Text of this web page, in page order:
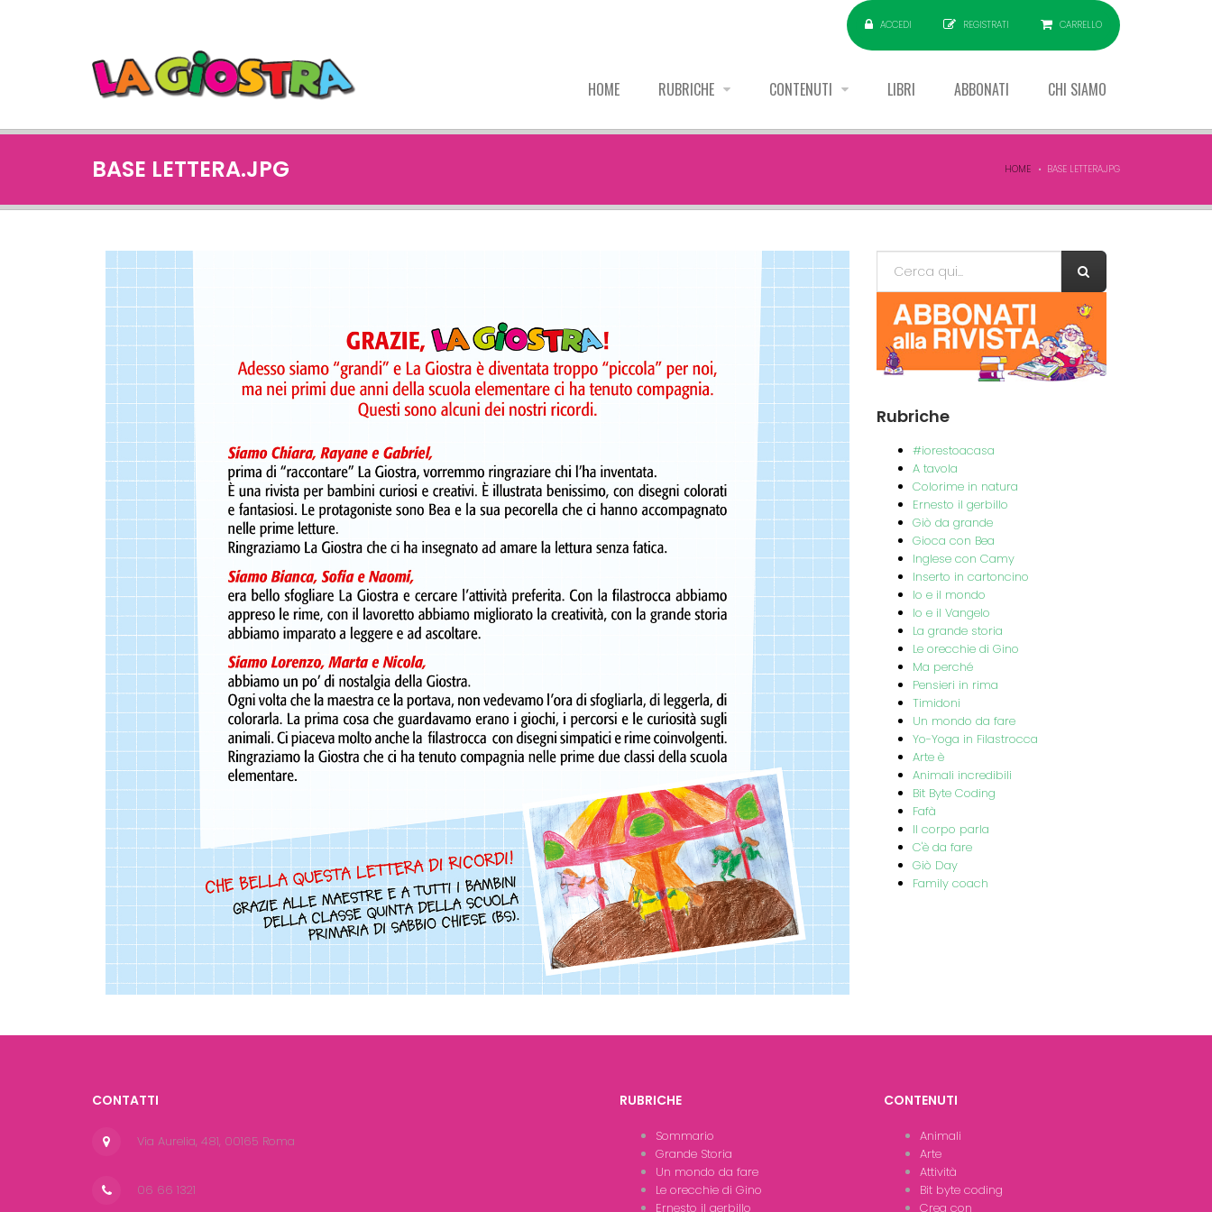
ACCEDI REGISTRATI CARRELLO
HOME RUBRICHE CONTENUTI LIBRI ABBONATI CHI SIAMO
BASE LETTERA.JPG HOME BASE LETTERA.JPG
Form di ricerca
Rubriche
#iorestoacasa
A tavola
Colorime in natura
Ernesto il gerbillo
Giò da grande
Gioca con Bea
Inglese con Camy
Inserto in cartoncino
Io e il mondo
Io e il Vangelo
La grande storia
Le orecchie di Gino
Ma perché
Pensieri in rima
Timidoni
Un mondo da fare
Yo-Yoga in Filastrocca
Arte è
Animali incredibili
Bit Byte Coding
Fafà
Il corpo parla
C'è da fare
Giò Day
Family coach
CONTATTI
Via Aurelia, 481, 00165 Roma
06 66 1321
RUBRICHE
Sommario
Grande Storia
Un mondo da fare
Le orecchie di Gino
Ernesto il gerbillo
CONTENUTI
Animali
Arte
Attività
Bit byte coding
Crea con